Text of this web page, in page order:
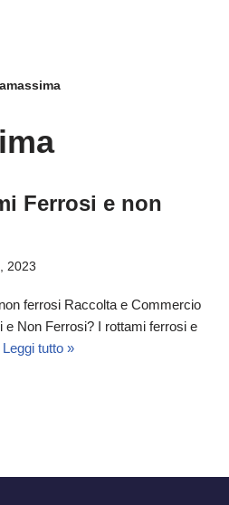
Ferrosi e non
2023
ferrosi Raccolta e Commercio
Non Ferrosi? I rottami ferrosi e
Leggi tutto »